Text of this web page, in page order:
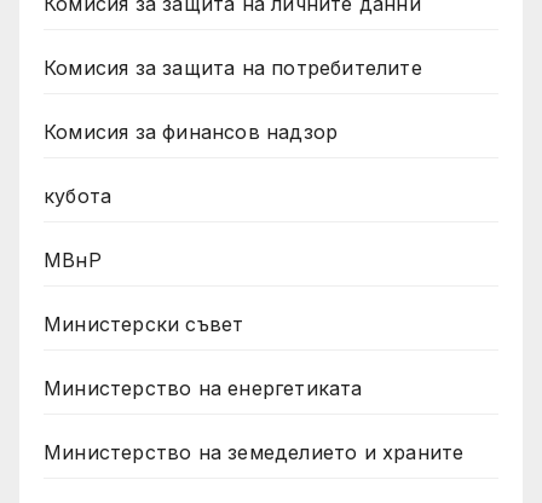
Комисия за защита на потребителите
Комисия за финансов надзор
кубота
МВнР
Министерски съвет
Министерство на енергетиката
Министерство на земеделието и храните